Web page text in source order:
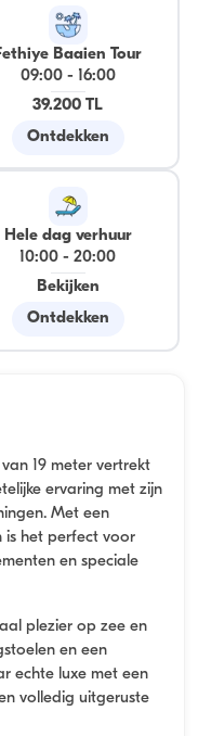
Baaien Tour
09:00-
16:00
39.200 TL
Ontdekken
Hele dag verhuur
10:00 -20:00
Bekijken
Ontdekken
19 meter vertrekt
ervaring met zijn
Met een
is het perfect voor
en speciale
plezier op zee en
en een
echte luxe met een
volledig uitgeruste